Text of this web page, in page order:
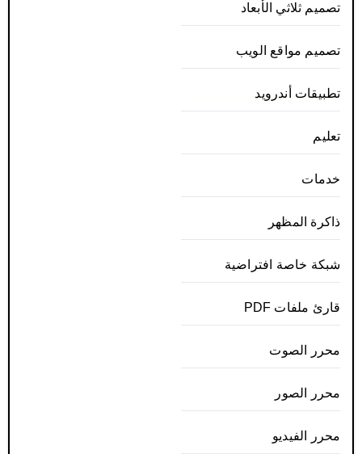
تصميم ثلاثي الأبعاد
تصميم مواقع الويب
تطبيقات أندرويد
تعليم
خدمات
ذاكرة المظهر
شبكة خاصة افتراضية
قارئ ملفات PDF
محرر الصوت
محرر الصور
محرر الفيديو